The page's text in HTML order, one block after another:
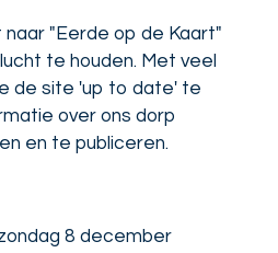
"Eerde op de Kaart"
te houden. Met veel
de site 'up to date' te
over ons dorp
en te publiceren.
8 december